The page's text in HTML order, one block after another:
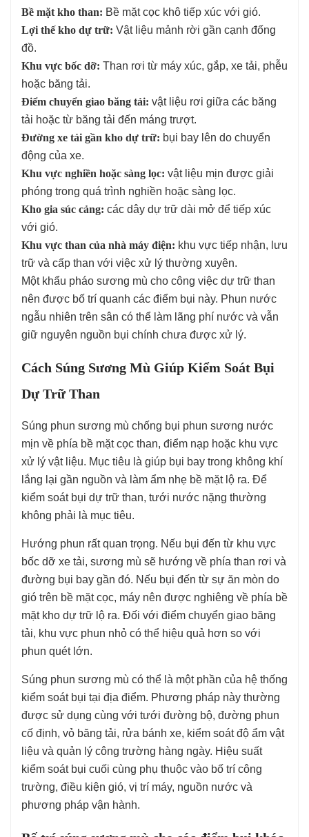
Bề mặt kho than: Bề mặt cọc khô tiếp xúc với gió.
Lợi thế kho dự trữ: Vật liệu mảnh rời gần cạnh đống
đồ.
Khu vực bốc dỡ: Than rơi từ máy xúc, gắp, xe tải, phễu
hoặc băng tải.
Điểm chuyển giao băng tải: vật liệu rơi giữa các băng
tải hoặc từ băng tải đến máng trượt.
Đường xe tải gần kho dự trữ: bụi bay lên do chuyển
động của xe.
Khu vực nghiền hoặc sàng lọc: vật liệu mịn được giải
phóng trong quá trình nghiền hoặc sàng lọc.
Kho gia súc cảng: các dây dự trữ dài mở để tiếp xúc
với gió.
Khu vực than của nhà máy điện: khu vực tiếp nhận, lưu
trữ và cấp than với việc xử lý thường xuyên.
Một khẩu pháo sương mù cho công việc dự trữ than
nên được bố trí quanh các điểm bụi này. Phun nước
ngẫu nhiên trên sân có thể làm lãng phí nước và vẫn
giữ nguyên nguồn bụi chính chưa được xử lý.
Cách Súng Sương Mù Giúp Kiểm Soát Bụi
Dự Trữ Than
Súng phun sương mù chống bụi phun sương nước
mịn về phía bề mặt cọc than, điểm nạp hoặc khu vực
xử lý vật liệu. Mục tiêu là giúp bụi bay trong không khí
lắng lại gần nguồn và làm ẩm nhẹ bề mặt lộ ra. Để
kiểm soát bụi dự trữ than, tưới nước nặng thường
không phải là mục tiêu.
Hướng phun rất quan trọng. Nếu bụi đến từ khu vực
bốc dỡ xe tải, sương mù sẽ hướng về phía than rơi và
đường bụi bay gần đó. Nếu bụi đến từ sự ăn mòn do
gió trên bề mặt cọc, máy nên được nghiêng về phía bề
mặt kho dự trữ lộ ra. Đối với điểm chuyển giao băng
tải, khu vực phun nhỏ có thể hiệu quả hơn so với
phun quét lớn.
Súng phun sương mù có thể là một phần của hệ thống
kiểm soát bụi tại địa điểm. Phương pháp này thường
được sử dụng cùng với tưới đường bộ, đường phun
cố định, vỏ băng tải, rửa bánh xe, kiểm soát độ ẩm vật
liệu và quản lý công trường hàng ngày. Hiệu suất
kiểm soát bụi cuối cùng phụ thuộc vào bố trí công
trường, điều kiện gió, vị trí máy, nguồn nước và
phương pháp vận hành.